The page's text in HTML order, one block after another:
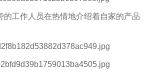
的工作人员在热情地介绍着自家的产品